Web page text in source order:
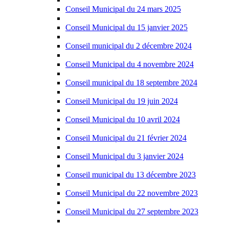
Conseil Municipal du 24 mars 2025
Conseil Municipal du 15 janvier 2025
Conseil municipal du 2 décembre 2024
Conseil Municipal du 4 novembre 2024
Conseil municipal du 18 septembre 2024
Conseil Municipal du 19 juin 2024
Conseil Municipal du 10 avril 2024
Conseil Municipal du 21 février 2024
Conseil Municipal du 3 janvier 2024
Conseil municipal du 13 décembre 2023
Conseil Municipal du 22 novembre 2023
Conseil Municipal du 27 septembre 2023